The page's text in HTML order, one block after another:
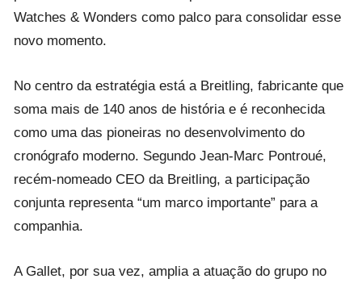
Watches & Wonders como palco para consolidar esse
novo momento.
No centro da estratégia está a Breitling, fabricante que
soma mais de 140 anos de história e é reconhecida
como uma das pioneiras no desenvolvimento do
cronógrafo moderno. Segundo Jean-Marc Pontroué,
recém-nomeado CEO da Breitling, a participação
conjunta representa “um marco importante” para a
companhia.
A Gallet, por sua vez, amplia a atuação do grupo no